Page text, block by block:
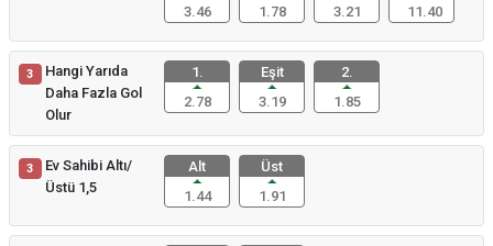
3.46
1.78
3.21
11.40
3
Hangi Yarıda
Daha Fazla Gol
Olur
1.
2.78
Eşit
3.19
2.
1.85
3
Ev Sahibi Altı/
Üstü 1,5
Alt
1.44
Üst
1.91